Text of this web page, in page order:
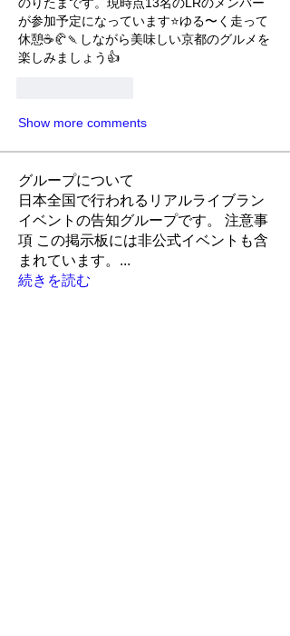
が参加予定になっています⭐️ゆる〜く走って
休憩☕️🥐🍡しながら美味しい京都のグルメを
楽しみましょう👍
Show more comments
グループについて
日本全国で行われるリアルライブラン
イベントの告知グループです。 注意事
項 この掲示板には非公式イベントも含
まれています。 ...
続きを読む